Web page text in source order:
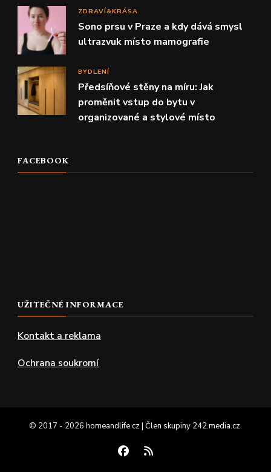
ZDRAVÍ&KRÁSA
Sono prsu v Praze a kdy dává smysl
ultrazvuk místo mamografie
BYDLENÍ
Předsíňové stěny na míru: Jak
proměnit vstup do bytu v
organizované a stylové místo
FACEBOOK
UŽITEČNÉ INFORMACE
Kontakt a reklama
Ochrana soukromí
© 2017 - 2026 homeandlife.cz | Člen skupiny 242.media.cz.